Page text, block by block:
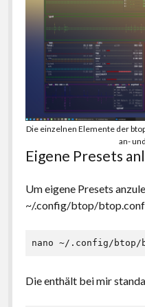
Die einzelnen Elemente der
an-
Eigene Presets
Um eigene Presets
~/.config/btop/btop.conf
nano ~/.config/btop/
Die enthält bei mir